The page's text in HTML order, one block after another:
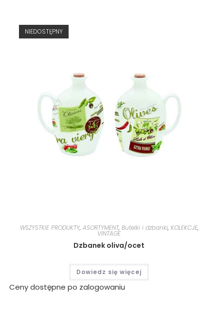
NIEDOSTĘPNY
WSZYSTKIE PRODUKTY, ASORTYMENT, Butelki i dzbanki, KOLEKCJE,
VINTAGE
Dzbanek oliva/ocet
Dowiedz się więcej
Ceny dostępne po zalogowaniu